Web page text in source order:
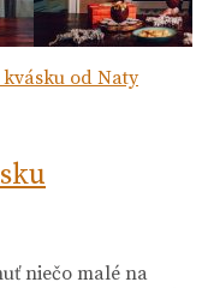
niečo malé na